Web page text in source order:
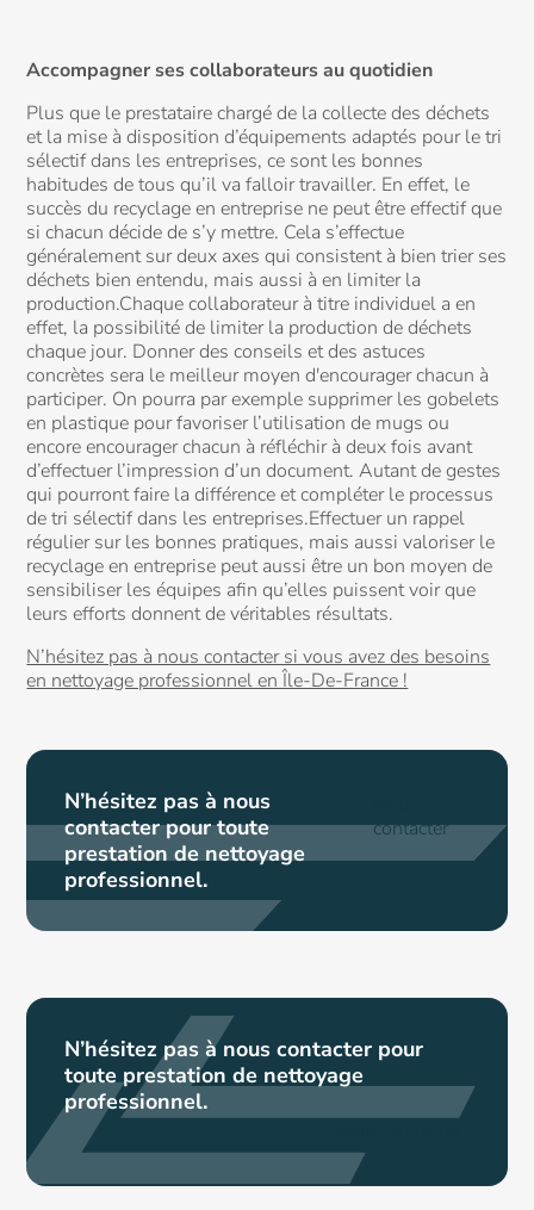
Accompagner ses collaborateurs au quotidien
Plus que le prestataire chargé de la collecte des déchets
et la mise à disposition d’équipements adaptés pour le tri
sélectif dans les entreprises, ce sont les bonnes
habitudes de tous qu’il va falloir travailler. En effet, le
succès du recyclage en entreprise ne peut être effectif que
si chacun décide de s’y mettre. Cela s’effectue
généralement sur deux axes qui consistent à bien trier ses
déchets bien entendu, mais aussi à en limiter la
production.Chaque collaborateur à titre individuel a en
effet, la possibilité de limiter la production de déchets
chaque jour. Donner des conseils et des astuces
concrètes sera le meilleur moyen d'encourager chacun à
participer. On pourra par exemple supprimer les gobelets
en plastique pour favoriser l’utilisation de mugs ou
encore encourager chacun à réfléchir à deux fois avant
d’effectuer l’impression d’un document. Autant de gestes
qui pourront faire la différence et compléter le processus
de tri sélectif dans les entreprises.Effectuer un rappel
régulier sur les bonnes pratiques, mais aussi valoriser le
recyclage en entreprise peut aussi être un bon moyen de
sensibiliser les équipes afin qu’elles puissent voir que
leurs efforts donnent de véritables résultats.
N’hésitez pas à nous contacter si vous avez des besoins
en nettoyage professionnel en Île-De-France !
N’hésitez pas à nous
contacter pour toute
prestation de nettoyage
professionnel.
contacter
N’hésitez pas à nous contacter pour
toute prestation de nettoyage
professionnel.